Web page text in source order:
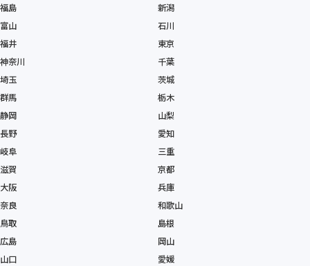
福島
新潟
富山
石川
福井
東京
神奈川
千葉
埼玉
茨城
群馬
栃木
静岡
山梨
長野
愛知
岐阜
三重
滋賀
京都
大阪
兵庫
奈良
和歌山
鳥取
島根
広島
岡山
山口
愛媛